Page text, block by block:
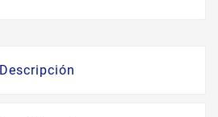
Descripción